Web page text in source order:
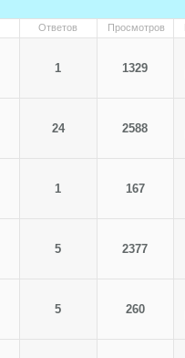
Ответов Просмотров
1 1329
24
2588
1
167
5
2377
5 260